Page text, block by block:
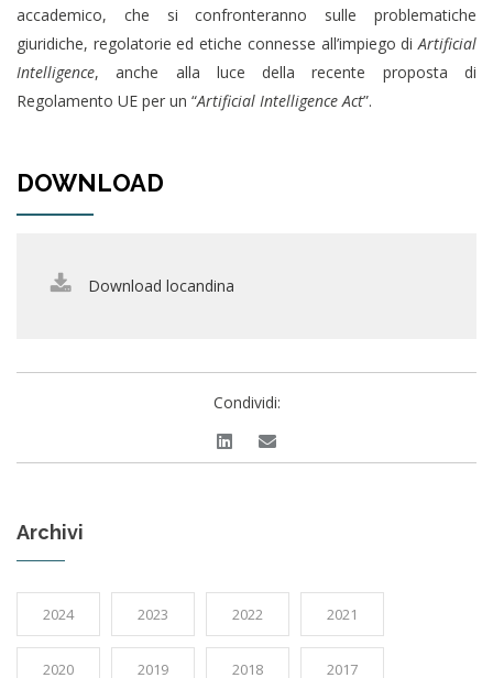
accademico, che si confronteranno sulle problematiche
giuridiche, regolatorie ed etiche connesse all’impiego diArtificial
Intelligence, anche alla luce della recente proposta di
Regolamento UE per un “Artificial Intelligence Act”.
DOWNLOAD
Download locandina
Condividi:
Archivi
2024 2023 2022 2021
2020 2019 2018 2017